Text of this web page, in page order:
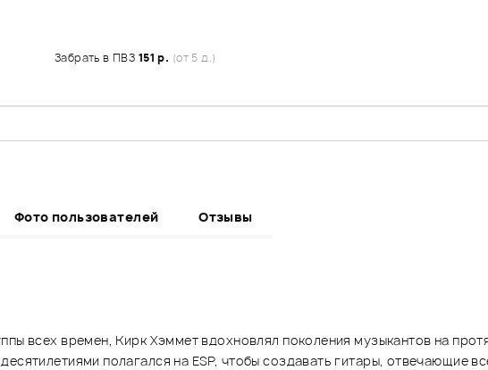
Забрать в ПВЗ 151 р. (от 5 д.)
Фото пользователей Отзывы
всех времен, Кирк Хэммет вдохновлял поколения музыкантов на
полагался на ESP, чтобы создавать гитары, отвечающие